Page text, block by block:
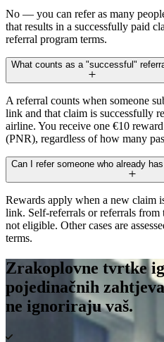
No — you can refer as many
that results in a successfully paid
referral program terms.
What counts as a "successful"
A referral counts when someone
link and that claim is successfully
airline. You receive one €10
(PNR), regardless of how many
Can I refer someone who already
Rewards apply when a new claim
link. Self-referrals or referrals from
not eligible. Other cases are
terms.
Zrakoplovne tvrtke
pojedinačnih
ne ignoriraju vaš.